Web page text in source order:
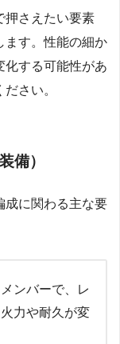
押さえたい要素
ます。性能の細か
化する可能性があ
さい。
備）
成に関わる主な要
ンバーで、レ
力や耐久が変